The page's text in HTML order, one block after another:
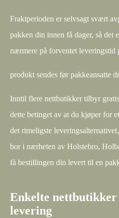
Fraktperioden er selvsagt svært
pakken din innen få dager, så det
nærmere på forventet leveringstid
produkt sendes før pakkeansatte
Inntil flere nettbutikker tilbyr
dette betinget av at du kjøper for
det rimeligste
bor i nærheten av Holstebro,
få bestillingen din levert til en
Enkelte
levering